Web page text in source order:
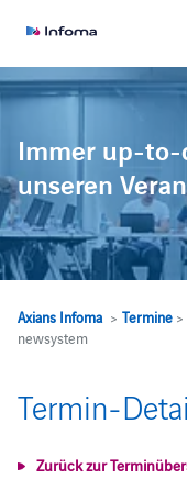
Immer up-
unseren
Axians Infoma> Termine>
newsystem
Termin-
Zurück zur